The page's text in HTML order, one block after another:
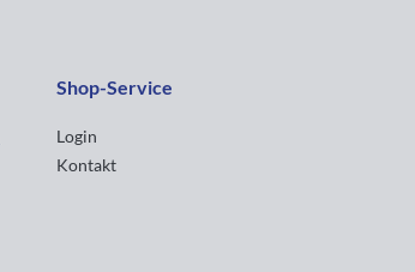
Shop-Service
Login
Kontakt